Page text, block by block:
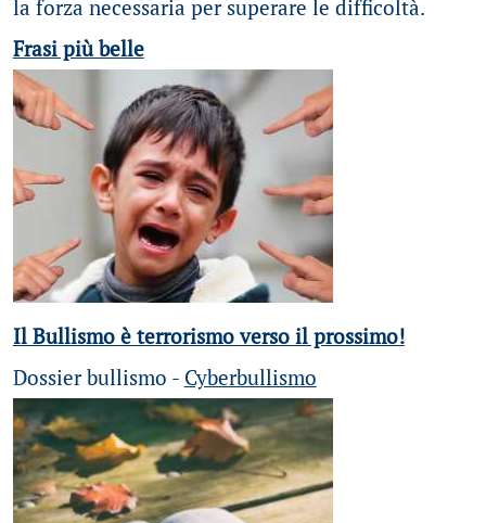
la forza necessaria per superare le difficoltà.
Frasi più belle
Il Bullismo è terrorismo verso il prossimo!
Dossier bullismo - Cyberbullismo